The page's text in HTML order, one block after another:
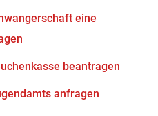
eine
beantragen
anfragen